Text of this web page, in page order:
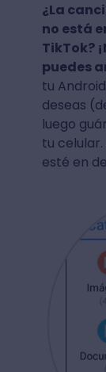
¿La
no está
TikTok?
puedes
tu
deseas
luego
tu
esté en